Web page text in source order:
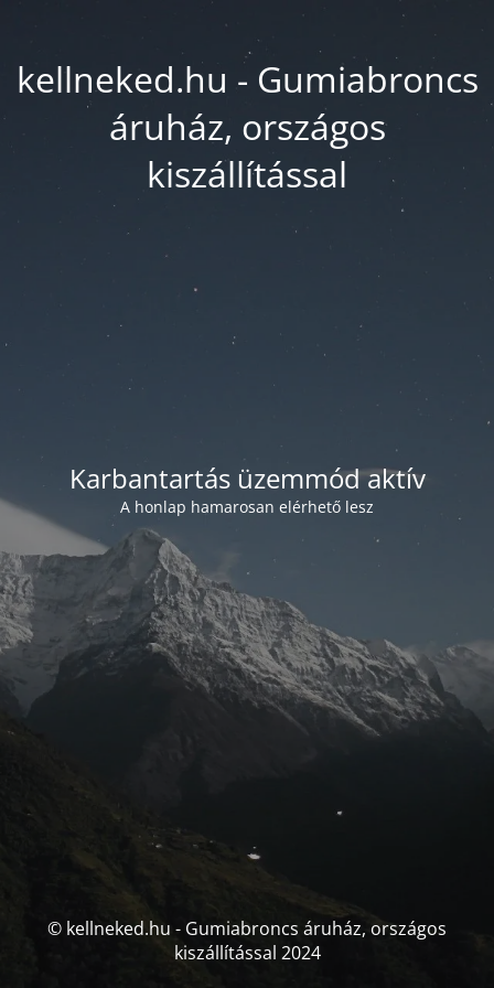
kellneked.hu - Gumiabroncs
áruház, országos
kiszállítással
Karbantartás üzemmód aktív
A honlap hamarosan elérhető lesz
© kellneked.hu - Gumiabroncs áruház, országos
kiszállítással 2024